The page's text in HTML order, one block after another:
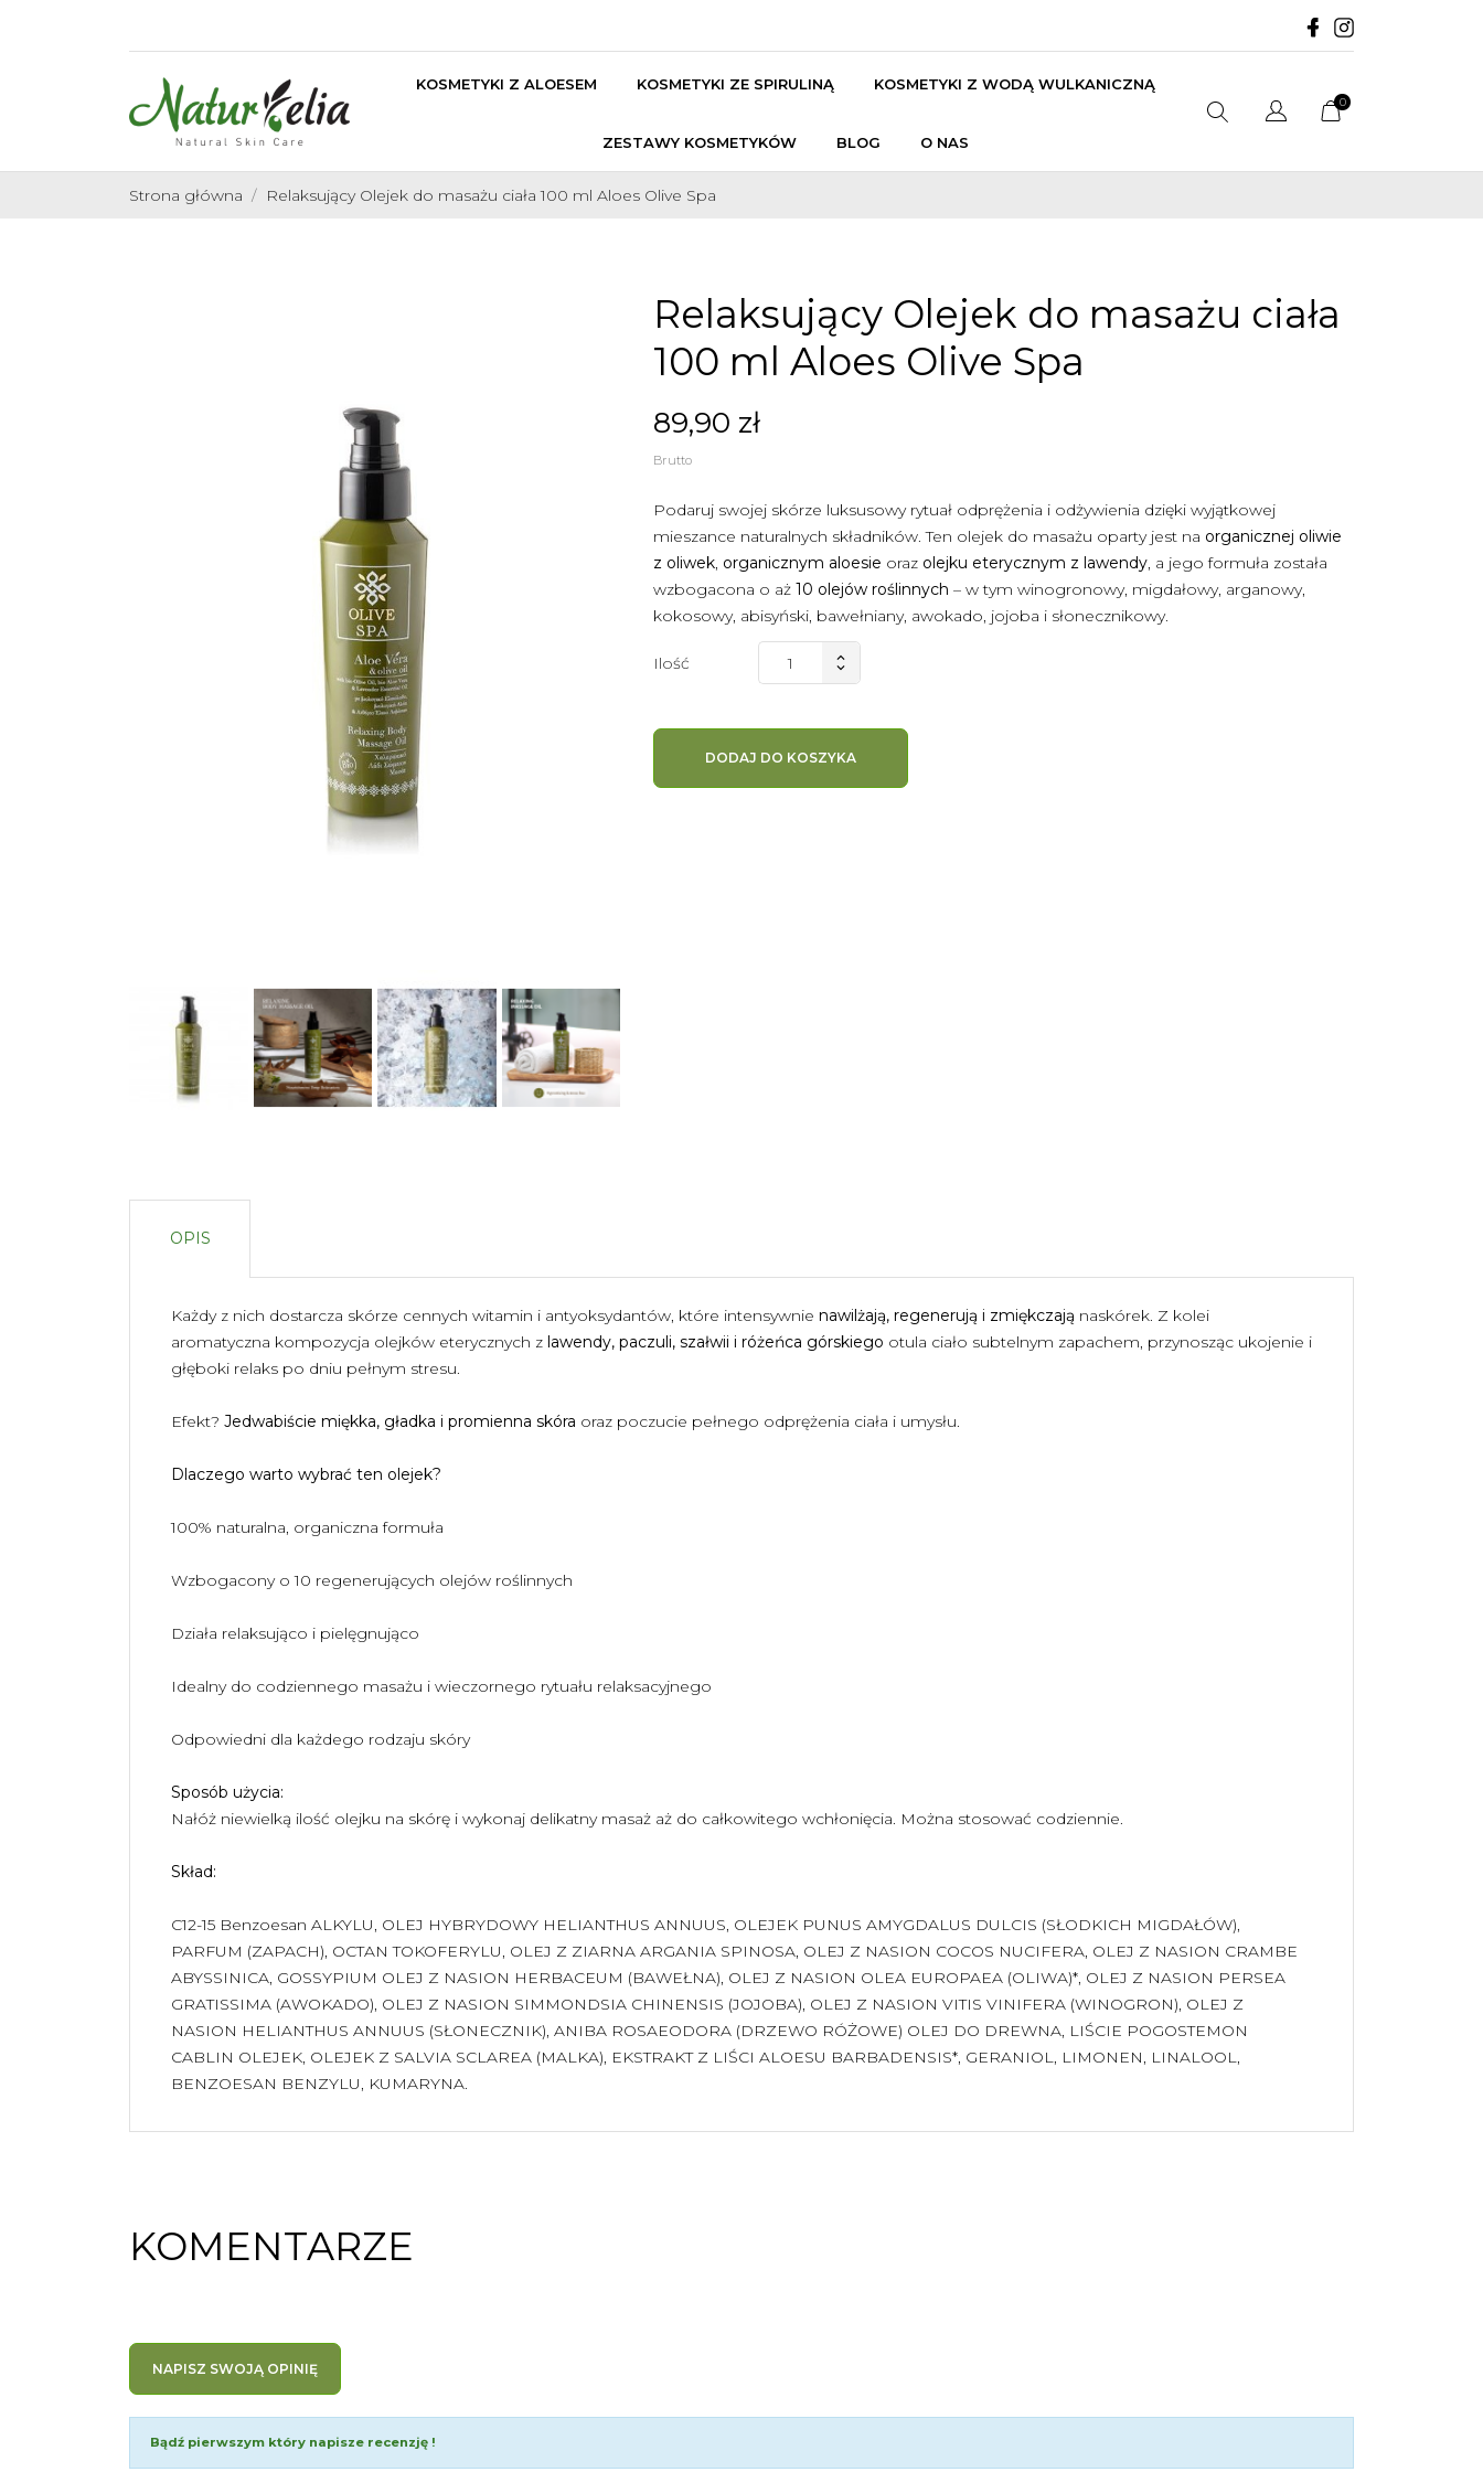
KOSMETYKI Z ALOESEM KOSMETYKI ZE SPIRULINĄ KOSMETYKI Z WODĄ WULKANICZNĄ
ZESTAWY KOSMETYKÓW BLOG O NAS
0
Strona główna Relaksujący Olejek do masażu ciała 100 ml Aloes Olive Spa
Relaksujący Olejek do masażu ciała
100 ml Aloes Olive Spa
89,90 zł
Brutto
Podaruj swojej skórze luksusowy rytuał odprężenia i odżywienia dzięki wyjątkowej
mieszance naturalnych składników. Ten olejek do masażu oparty jest na organicznej oliwie
z oliwek, organicz­nym aloesie oraz olejku eterycznym z lawendy, a jego formuła została
wzbogacona o aż 10 olejów roślinnych – w tym winogronowy, migdałowy, arganowy,
kokosowy, abisyński, bawełniany, awokado, jojoba i słonecznikowy.
Ilość
DODAJ DO KOSZYKA
OPIS
Każdy z nich dostarcza skórze cennych witamin i antyoksydantów, które intensywnie nawilżają, regenerują i zmiękczają naskórek. Z kolei
aromatyczna kompozycja olejków eterycznych z lawendy, paczuli, szałwii i różeńca górskiego otula ciało subtelnym zapachem, przynosząc ukojenie i
głęboki relaks po dniu pełnym stresu.
Efekt? Jedwabiście miękka, gładka i promienna skóra oraz poczucie pełnego odprężenia ciała i umysłu.
Dlaczego warto wybrać ten olejek?
100% naturalna, organiczna formuła
Wzbogacony o 10 regenerujących olejów roślinnych
Działa relaksująco i pielęgnująco
Idealny do codziennego masażu i wieczornego rytuału relaksacyjnego
Odpowiedni dla każdego rodzaju skóry
Sposób użycia:
Nałóż niewielką ilość olejku na skórę i wykonaj delikatny masaż aż do całkowitego wchłonięcia. Można stosować codziennie.
Skład:
C12-15 Benzoesan ALKYLU, OLEJ HYBRYDOWY HELIANTHUS ANNUUS, OLEJEK PUNUS AMYGDALUS DULCIS (SŁODKICH MIGDAŁÓW),
PARFUM (ZAPACH), OCTAN TOKOFERYLU, OLEJ Z ZIARNA ARGANIA SPINOSA, OLEJ Z NASION COCOS NUCIFERA, OLEJ Z NASION CRAMBE
ABYSSINICA, GOSSYPIUM OLEJ Z NASION HERBACEUM (BAWEŁNA), OLEJ Z NASION OLEA EUROPAEA (OLIWA)*, OLEJ Z NASION PERSEA
GRATISSIMA (AWOKADO), OLEJ Z NASION SIMMONDSIA CHINENSIS (JOJOBA), OLEJ Z NASION VITIS VINIFERA (WINOGRON), OLEJ Z
NASION HELIANTHUS ANNUUS (SŁONECZNIK), ANIBA ROSAEODORA (DRZEWO RÓŻOWE) OLEJ DO DREWNA, LIŚCIE POGOSTEMON
CABLIN OLEJEK, OLEJEK Z SALVIA SCLAREA (MALKA), EKSTRAKT Z LIŚCI ALOESU BARBADENSIS*, GERANIOL, LIMONEN, LINALOOL,
BENZOESAN BENZYLU, KUMARYNA.
KOMENTARZE
NAPISZ SWOJĄ OPINIĘ
Bądź pierwszym który napisze recenzję !